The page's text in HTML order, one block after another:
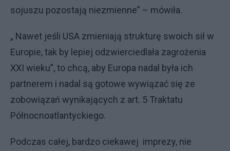
sojuszu pozostają niezmienne” – mówiła.
„ Nawet jeśli USA zmieniają strukturę swoich sił w
Europie, tak by lepiej odzwierciedlała zagrożenia
XXI wieku”, to chcą, aby Europa nadal była ich
partnerem i nadal są gotowe wywiązać się ze
zobowiązań wynikających z art. 5 Traktatu
Północnoatlantyckiego.
Podczas całej, bardzo ciekawej imprezy, nie